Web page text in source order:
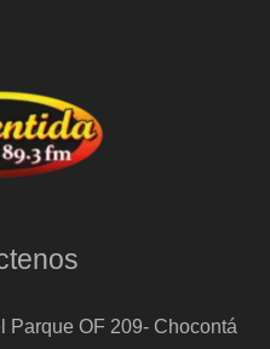
Parque OF 209- Chocontá